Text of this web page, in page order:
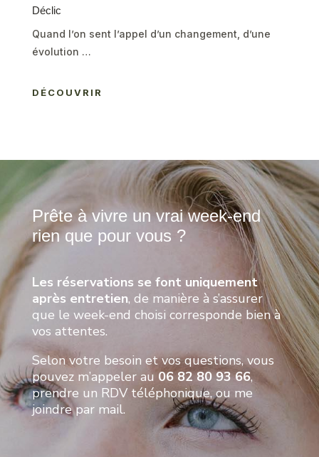
Déclic
Quand l’on sent l’appel d’un changement, d’une
évolution …
DÉCOUVRIR
Prête à vivre un vrai week-end
rien que pour vous ?
Les réservations se font uniquement
après entretien, de manière à s’assurer
que le week-end choisi corresponde bien à
vos attentes.
Selon votre besoin et vos questions, vous
pouvez m’appeler au 06 82 80 93 66,
prendre un RDV téléphonique, ou me
joindre par mail.